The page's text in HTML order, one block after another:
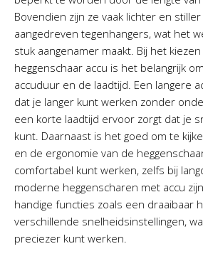
Bovendien zijn ze vaak lichter en
aangedreven tegenhangers, wat het
stuk aangenamer maakt. Bij het
heggenschaar accu is het belangrijk
accuduur en de laadtijd. Een langere
dat je langer kunt werken zonder
een korte laadtijd ervoor zorgt dat je
kunt. Daarnaast is het goed om te
en de ergonomie van de
comfortabel kunt werken, zelfs bij
moderne heggenscharen met accu
handige functies zoals een draaibaar
verschillende snelheidsinstellingen,
preciezer kunt werken.